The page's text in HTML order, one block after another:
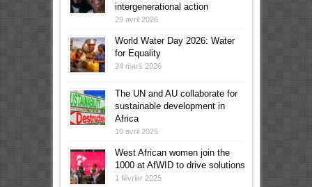
intergenerational action
29 avril 2026
World Water Day 2026: Water
for Equality
24 mars 2026
The UN and AU collaborate for
sustainable development in
Africa
10 avril 2025
West African women join the
1000 at AfWID to drive solutions
1 février 2025